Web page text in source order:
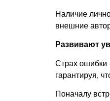
Наличие
внешние
Развивают
Страх ошибки
гарантируя,
Поначалу